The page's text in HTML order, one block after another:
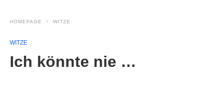
HOMEPAGE WITZE
WITZE
Ich könnte nie …